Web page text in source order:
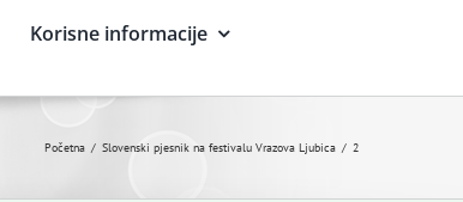
Korisne informacije
Početna Slovenski pjesnik na festivalu Vrazova Ljubica 2